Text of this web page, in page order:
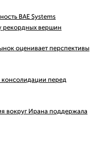
BAE Systems
рекордных вершин
оценивает перспективы
консолидации перед
вокруг Ирана поддержала